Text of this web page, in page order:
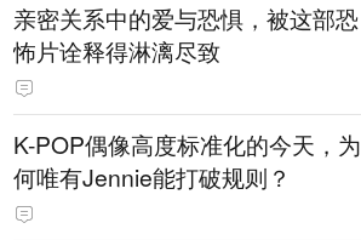
亲密关系中的爱与恐惧，被这部恐
怖片诠释得淋漓尽致
K-POP偶像高度标准化的今天，为
何唯有Jennie能打破规则？